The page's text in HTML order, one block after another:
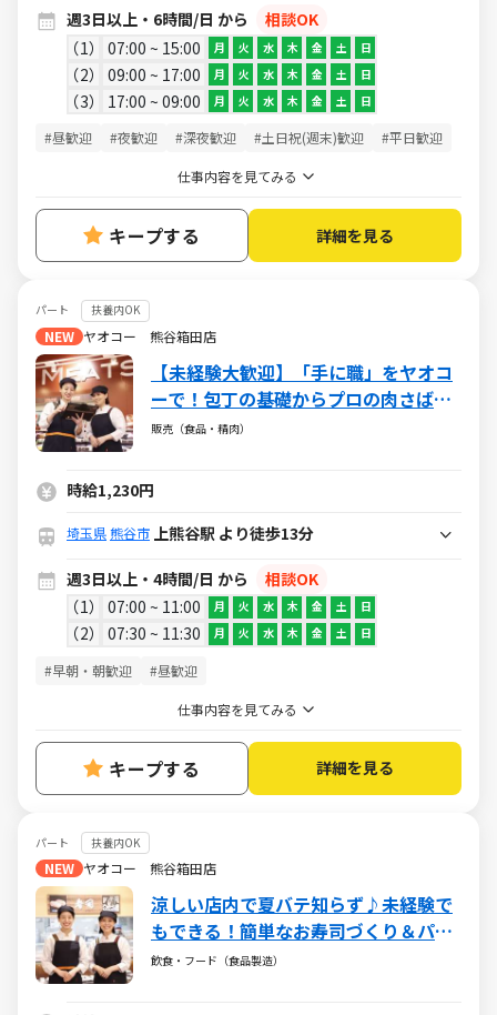
週3日以上・6時間/日 から
相談OK
1
07:00 ~ 15:00 月 火 水 木 金 土 日
2 09:00 ~ 17:00 月 火 水 木 金 土 日
3 17:00 ~ 09:00 月 火 水 木 金 土 日
#昼歓迎 #夜歓迎 #深夜歓迎 #土日祝(週末)歓迎 #平日歓迎
仕事内容を見てみる
キープする 詳細を見る
パート 扶養内OK
NEW ヤオコー 熊谷箱田店
【未経験大歓迎】「手に職」をヤオコ
ーで！包丁の基礎からプロの肉さばき
までしっかり教えます。食肉の知識を
販売（食品・精肉）
時給1,230円
埼玉県熊谷市 上熊谷駅 より徒歩13分
週3日以上・4時間/日 から
相談OK
1
07:00 ~ 11:00 月 火 水 木 金 土 日
2 07:30 ~ 11:30 月 火 水 木 金 土 日
#早朝・朝歓迎 #昼歓迎
仕事内容を見てみる
キープする 詳細を見る
パート 扶養内OK
NEW ヤオコー 熊谷箱田店
涼しい店内で夏バテ知らず♪未経験で
もできる！簡単なお寿司づくり＆パッ
ク詰め！久しぶりのお仕事復帰にもお
飲食・フード（食品製造）